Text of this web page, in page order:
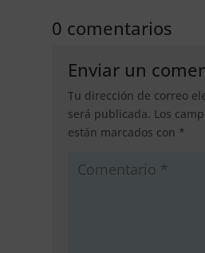
0 comentarios
Enviar un
Tu dirección de correo
será publicada. Los
están marcados con *